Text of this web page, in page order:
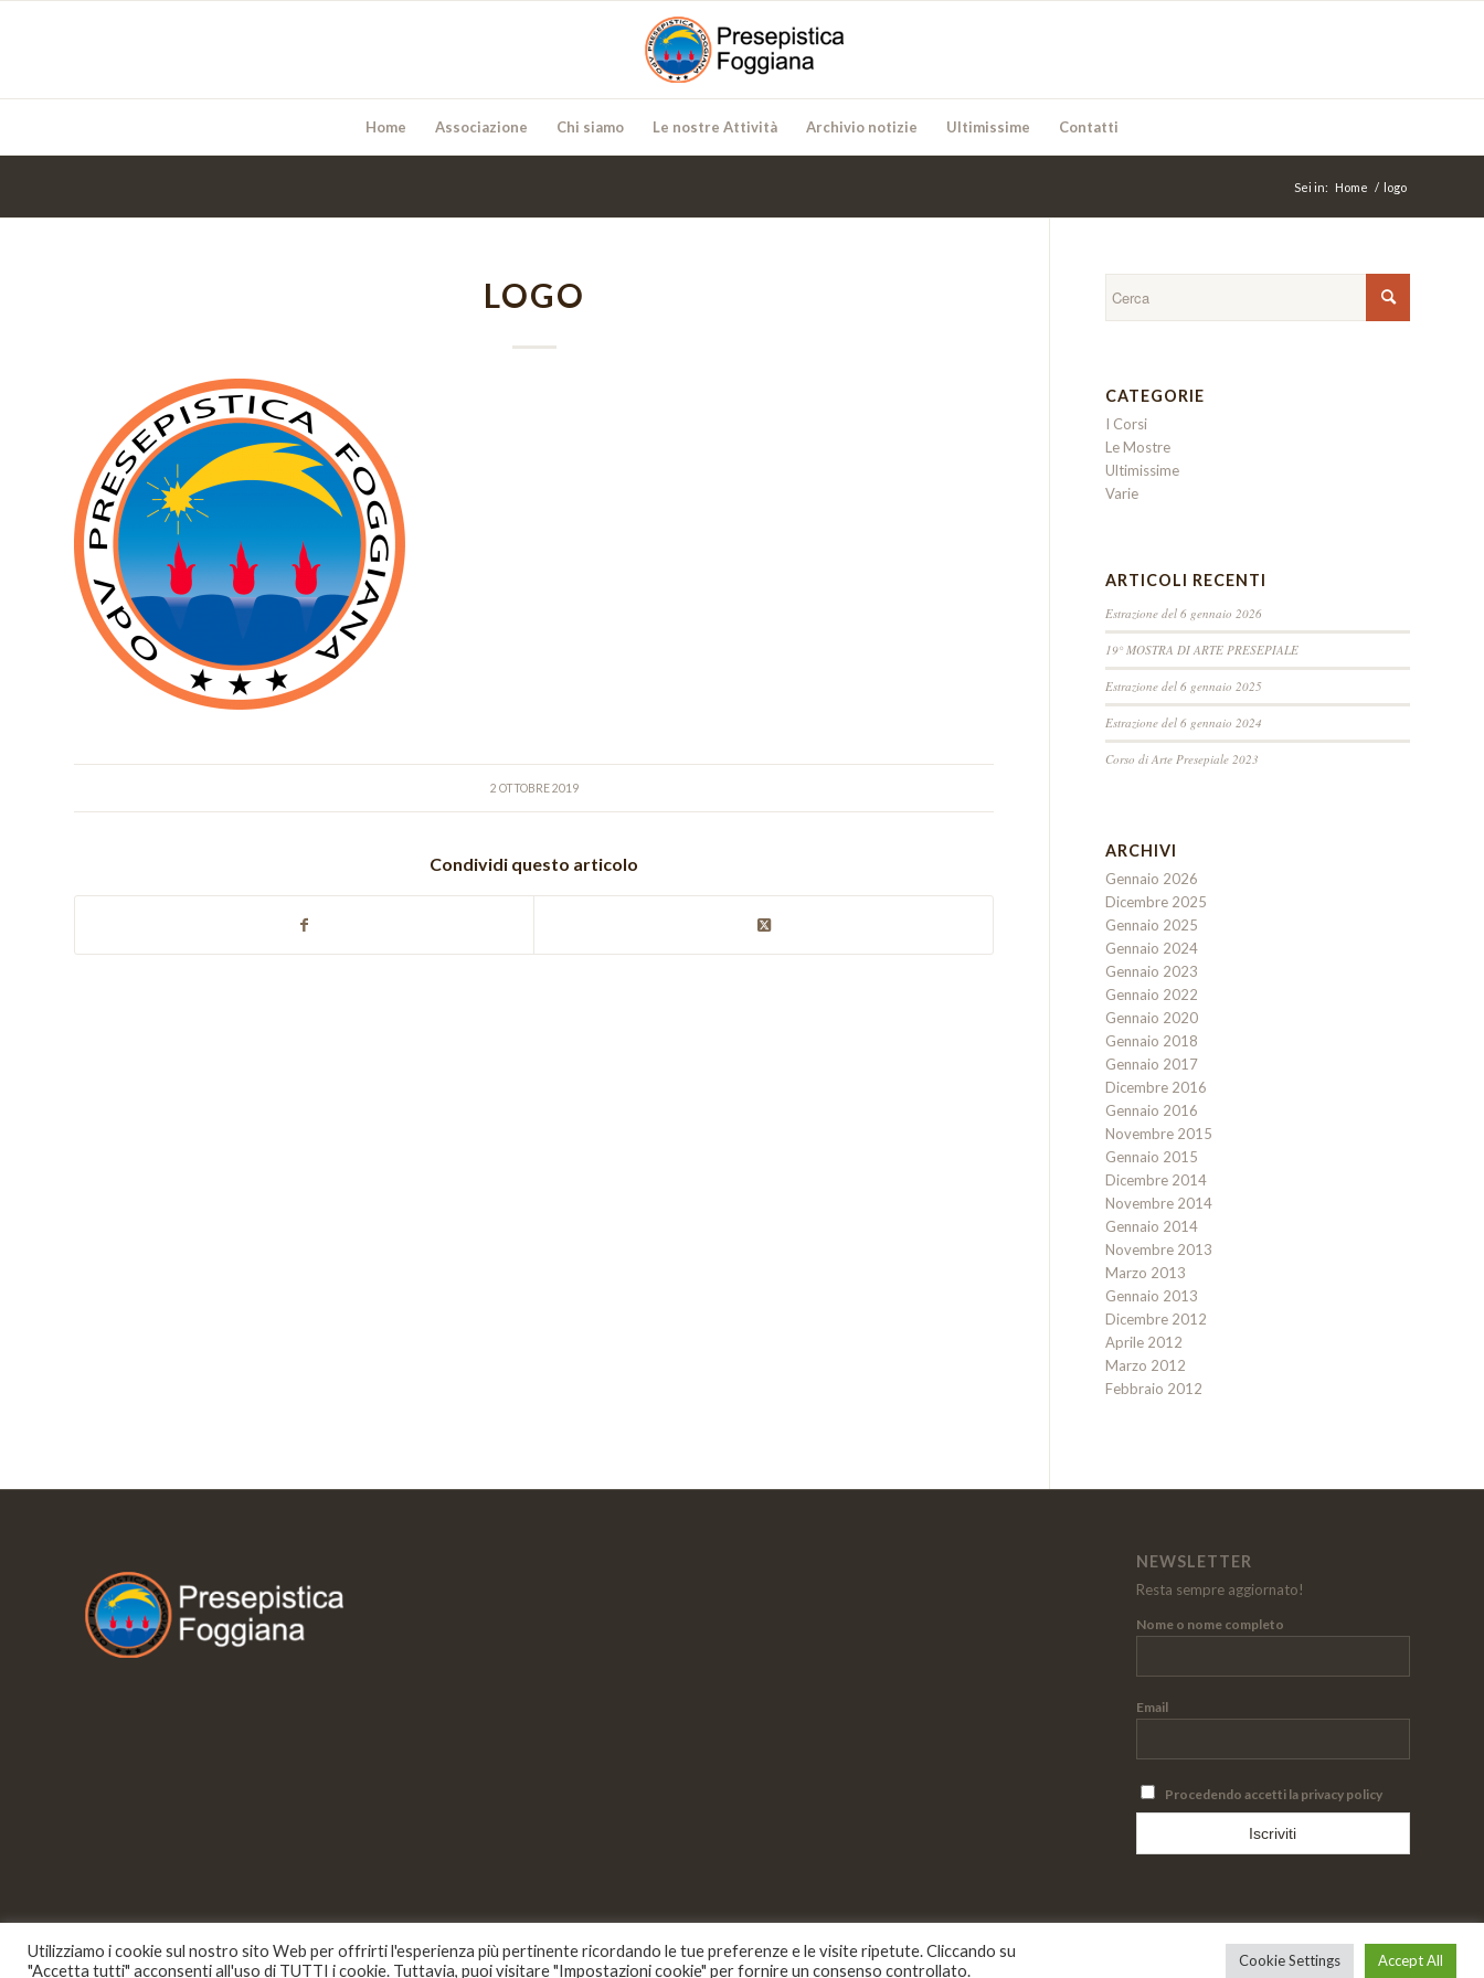
Home Associazione Chi siamo Le nostre Attività Archivio notizie Ultimissime Contatti
Sei in: Home / logo
LOGO
2 OTTOBRE 2019
Condividi questo articolo
CATEGORIE
I Corsi
Le Mostre
Ultimissime
Varie
ARTICOLI RECENTI
Estrazione del 6 gennaio 2026
19° MOSTRA DI ARTE PRESEPIALE
Estrazione del 6 gennaio 2025
Estrazione del 6 gennaio 2024
Corso di Arte Presepiale 2023
ARCHIVI
Gennaio 2026
Dicembre 2025
Gennaio 2025
Gennaio 2024
Gennaio 2023
Gennaio 2022
Gennaio 2020
Gennaio 2018
Gennaio 2017
Dicembre 2016
Gennaio 2016
Novembre 2015
Gennaio 2015
Dicembre 2014
Novembre 2014
Gennaio 2014
Novembre 2013
Marzo 2013
Gennaio 2013
Dicembre 2012
Aprile 2012
Marzo 2012
Febbraio 2012
NEWSLETTER
Resta sempre aggiornato!
Nome o nome completo
Email
Procedendo accetti la privacy policy
© 2021 - Presepistica Foggiana |Privacy policy | Cookie policy Asernet
Utilizziamo i cookie sul nostro sito Web per offrirti l'esperienza più pertinente ricordando le tue preferenze e le visite ripetute. Cliccando su
"Accetta tutti" acconsenti all'uso di TUTTI i cookie. Tuttavia, puoi visitare "Impostazioni cookie" per fornire un consenso controllato.
Cookie Settings Accept All